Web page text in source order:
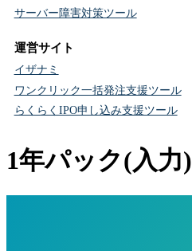
サーバー障害対策ツール
運営サイト
イザナミ
ワンクリック一括発注支援ツール
らくらくIPO申し込み支援ツール
1年パック(入力)